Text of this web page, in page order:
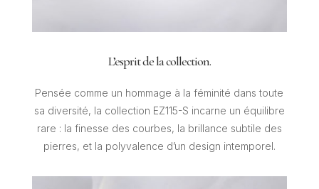
L’esprit de la collection.
Pensée comme un hommage à la féminité dans toute
sa diversité, la collection EZ115-S incarne un équilibre
rare : la finesse des courbes, la brillance subtile des
pierres, et la polyvalence d’un design intemporel.